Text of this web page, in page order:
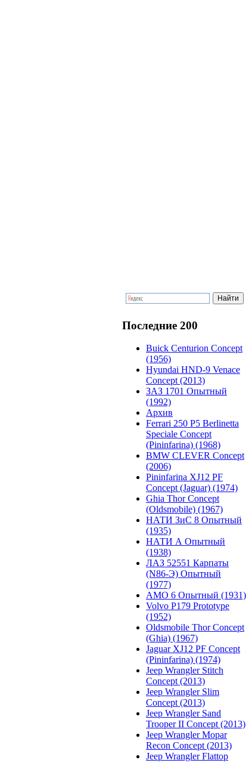
Последние 200
Buick Centurion Concept
(1956)
Hyundai HND-9 Venace
Concept (2013)
ЗАЗ 1701 Опытный
(1992)
Архив
Ferrari 250 P5 Berlinetta
Speciale Concept
(Pininfarina) (1968)
BMW CLEVER Concept
(2006)
Pininfarina XJ12 PF
Concept (Jaguar) (1974)
Ghia Thor Concept
(Oldsmobile) (1967)
НАТИ ЗиС 8 Опытный
(1935)
НАТИ А Опытный
(1938)
ЛАЗ 52551 Карпаты
(N86-Э) Опытный
(1977)
АМО 6 Опытный (1931)
Volvo P179 Prototype
(1952)
Oldsmobile Thor Concept
(Ghia) (1967)
Jaguar XJ12 PF Concept
(Pininfarina) (1974)
Jeep Wrangler Stitch
Concept (2013)
Jeep Wrangler Slim
Concept (2013)
Jeep Wrangler Sand
Trooper II Concept (2013)
Jeep Wrangler Mopar
Recon Concept (2013)
Jeep Wrangler Flattop